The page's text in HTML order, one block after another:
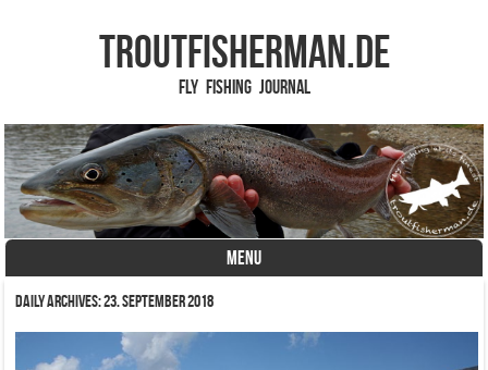
TROUTFISHERMAN.de
Fly Fishing Journal
MENU
Skip to content
Daily Archives:23. September 2018